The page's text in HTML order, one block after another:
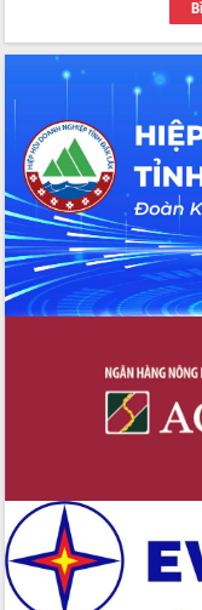
Đoàn đại biểu Quốc hội tỉnh
trao đổi thông tin trước Kỳ
nhất, Quốc hội khóa XVI
Quyết liệt cải cách hành
thông nguồn lực phát triển
Nâng cao hiệu lực, hiệu quả
tỉnh thông qua hiện đại hóa
Xã Ea Phê gắn cải cách
chuyển đổi số
Phó Chủ tịch Thường trực
Hồ Thị Nguyên Thảo làm
tâm Phục vụ hành chính
Xây dựng nền hành chính số
hành cùng nông dân dân,
Giai đoạn 2026-2030, Đắk Lắk
đấu có 77% xã đạt chuẩn
nghiệp Đắk Lắk tăng trưởng
Triển khai đồng bộ đo đạc,
địa chính, hoàn thiện cơ sở
đai